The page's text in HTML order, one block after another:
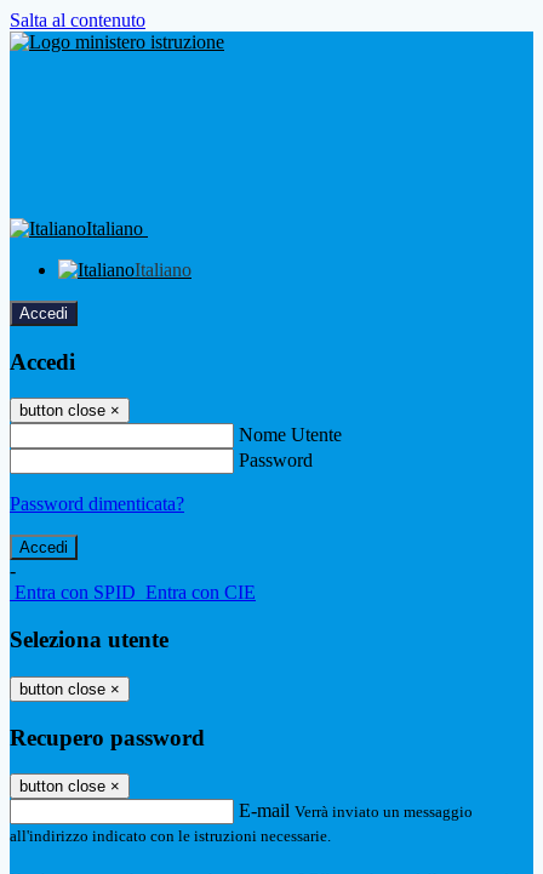
Salta al contenuto
Italiano
Italiano
Accedi
Accedi
button close ×
Nome Utente
Password
Password dimenticata?
-
Entra con SPID Entra con CIE
Seleziona utente
button close ×
Recupero password
button close ×
E-mail Verrà inviato un messaggio
all'indirizzo indicato con le istruzioni necessarie.